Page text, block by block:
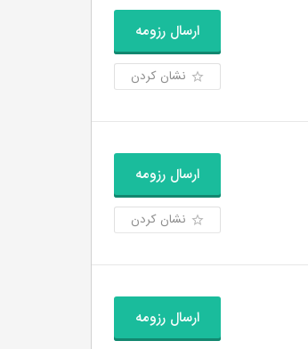
ارسال رزومه
نشان کردن
ارسال رزومه
نشان کردن
ارسال رزومه